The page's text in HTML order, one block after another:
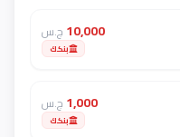
10,000 ج.س
بنكك
1,000 ج.س
بنكك